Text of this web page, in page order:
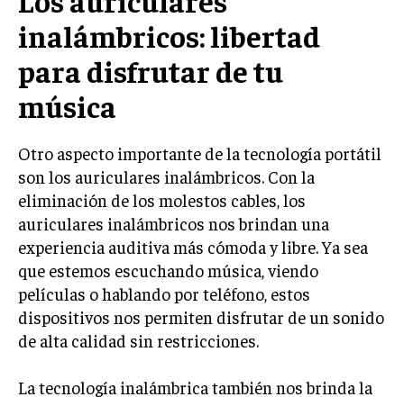
inalámbricos: libertad
para disfrutar de tu
música
Otro aspecto importante de la tecnología portátil
son los auriculares inalámbricos. Con la
eliminación de los molestos cables, los
auriculares inalámbricos nos brindan una
experiencia auditiva más cómoda y libre. Ya sea
que estemos escuchando música, viendo
películas o hablando por teléfono, estos
dispositivos nos permiten disfrutar de un sonido
de alta calidad sin restricciones.
La tecnología inalámbrica también nos brinda la